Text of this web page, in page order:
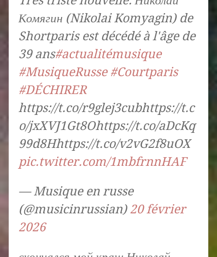
Комягин (Nikolai Komyagin) de
Shortparis est décédé à l'âge de
39 ans#actualitémusique
#MusiqueRusse #Courtparis
#DÉCHIRER
https://t.co/r9glej3cubhttps://t.c
o/jxXVJ1Gt8Ohttps://t.co/aDcKq
99d8Hhttps://t.co/v2vG2f8uOX
pic.twitter.com/1mbfrnnHAF
— Musique en russe
(@musicinrussian) 20 février
2026